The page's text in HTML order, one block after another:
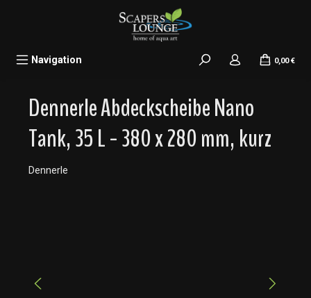
Navigation 0,00 €
Dennerle Abdeckscheibe Nano
Tank, 35 L - 380 x 280 mm, kurz
Dennerle